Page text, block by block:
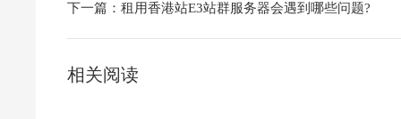
下一篇： 租用香港站E3站群服务器会遇到哪些问题?
相关阅读